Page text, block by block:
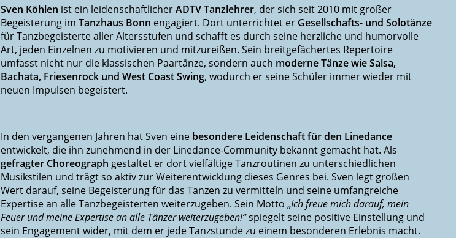
Sven Köhlen ist ein leidenschaftlicherADTV Tanzlehrer, der sich seit 2010 mit großer
Begeisterung imTanzhaus Bonn engagiert. Dort unterrichtet er Gesellschafts- und Solotänze
für Tanzbegeisterte aller Altersstufen und schafft es durch seine herzliche und humorvolle
Art, jeden Einzelnen zu motivieren und mitzureißen. Sein breitgefächertes Repertoire
umfasst nicht nur die klassischen Paartänze, sondern auch moderne Tänze wie Salsa,
Bachata, Friesenrock und West Coast Swing, wodurch er seine Schüler immer wieder mit
neuen Impulsen begeistert.
In den vergangenen Jahren hat Sven eine besondere Leidenschaft für den Linedance
entwickelt, die ihn zunehmend in der Linedance-Community bekannt gemacht hat. Als
gefragter Choreograph gestaltet er dort vielfältige Tanzroutinen zu unterschiedlichen
Musikstilen und trägt so aktiv zur Weiterentwicklung dieses Genres bei. Sven legt großen
Wert darauf, seine Begeisterung für das Tanzen zu vermitteln und seine umfangreiche
Expertise an alle Tanzbegeisterten weiterzugeben. Sein Motto „Ich freue mich darauf, mein
Feuer und meine Expertise an alle Tänzer weiterzugeben!“spiegelt seine positive Einstellung und
sein Engagement wider, mit dem er jede Tanzstunde zu einem besonderen Erlebnis macht.